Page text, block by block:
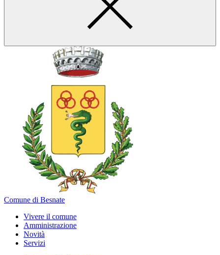
Comune di Besnate
Vivere il comune
Amministrazione
Novità
Servizi